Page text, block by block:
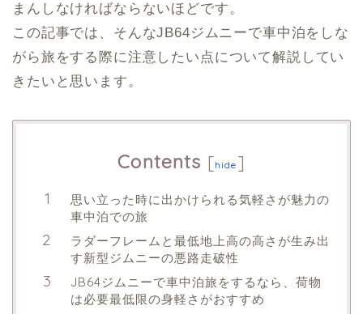
まんしなければならないほどです。
この記事では、そんなJB64ジムニーで車中泊をしな
がら旅をする際に注意したい点について解説してい
きたいと思います。
Contents [hide ]
思い立った時に出かけられる気軽さが魅力の
車中泊での旅
ラダーフレームと最低地上高の高さが生み出
す新型ジムニーの悪路走破性
JB64ジムニーで車中泊旅をするなら、荷物
は必要最低限の身軽さがおすすめ